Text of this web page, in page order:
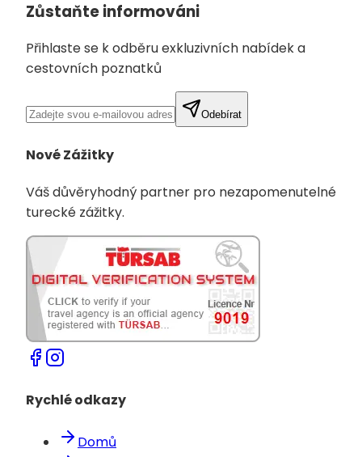
Zůstaňte informováni
Přihlaste se k odběru exkluzivních nabídek a
cestovních poznatků
Odebírat
Nové Zážitky
Váš důvěryhodný partner pro nezapomenutelné
turecké zážitky.
Rychlé odkazy
Domů